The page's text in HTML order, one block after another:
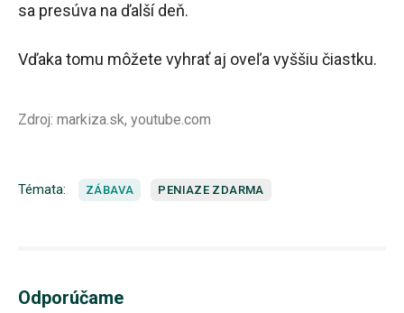
sa presúva na ďalší deň.
Vďaka tomu môžete vyhrať aj oveľa vyššiu čiastku.
Zdroj: markiza.sk, youtube.com
Témata: ZÁBAVA PENIAZE ZDARMA
Odporúčame